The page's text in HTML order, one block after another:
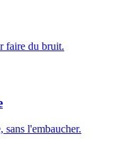
faire du bruit.
l'embaucher.